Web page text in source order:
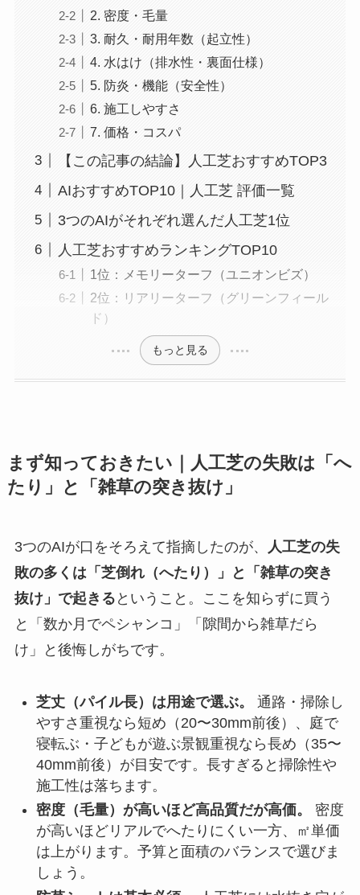
2. 密度・毛量
3. 耐久・耐用年数（起立性）
4. 水はけ（排水性・裏面仕様）
5. 防炎・機能（安全性）
6. 施工しやすさ
7. 価格・コスパ
【この記事の結論】人工芝おすすめTOP3
AIおすすめTOP10｜人工芝 評価一覧
3つのAIがそれぞれ選んだ人工芝1位
人工芝おすすめランキングTOP10
1位：メモリーターフ（ユニオンビズ）
2位：リアリーターフ（グリーンフィール
ド）
もっと見る
まず知っておきたい｜人工芝の失敗は「へ
たり」と「雑草の突き抜け」
3つのAIが口をそろえて指摘したのが、
人工芝の失
敗の多くは「芝倒れ（へたり）」と「雑草の突き
抜け」で起きる ということ。ここを知らずに買う
と「数か月でペシャンコ」「隙間から雑草だら
け」と後悔しがちです。
芝丈（パイル長）は用途で選ぶ。
通路・掃除し
やすさ重視なら短め（20〜30mm前後）、庭で
寝転ぶ・子どもが遊ぶ景観重視なら長め（35〜
40mm前後）が目安です。長すぎると掃除性や
施工性は落ちます。
密度（毛量）が高いほど高品質だが高価。
密度
が高いほどリアルでへたりにくい一方、㎡単価
は上がります。予算と面積のバランスで選びま
しょう。